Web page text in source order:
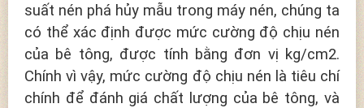
suất nén phá hủy mẫu trong máy nén, chúng ta
có thể xác định được mức cường độ chịu nén
của bê tông, được tính bằng đơn vị kg/cm2.
Chính vì vậy, mức cường độ chịu nén là tiêu chí
chính để đánh giá chất lượng của bê tông, và